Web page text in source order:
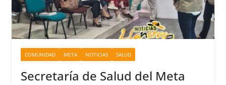
COMUNIDAD META NOTICIAS SALUD
Secretaría de Salud del Meta